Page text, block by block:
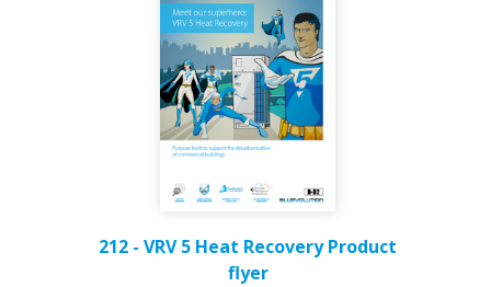
212 - VRV 5 Heat Recovery Product
flyer